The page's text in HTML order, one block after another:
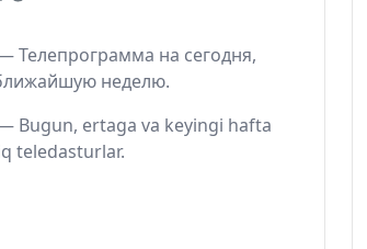
Телепрограмма на сегодня,
неделю.
Bugun, ertaga va keyingi hafta
teledasturlar.